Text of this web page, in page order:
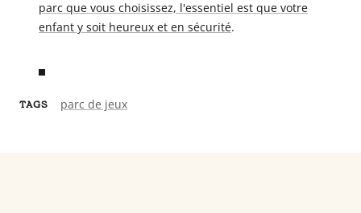
parc que vous choisissez, l'essentiel est que votre
enfant y soit heureux et en sécurité.
TAGS parc de jeux